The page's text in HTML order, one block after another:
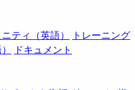
ティ（英語）
トレーニング
ドキュメント